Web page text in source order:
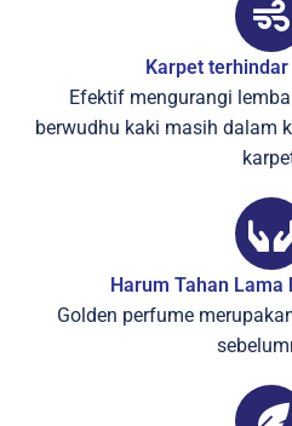
Karpet
Efektif mengurangi
berwudhu kaki masih dalam
Harum Tahan
Golden perfume